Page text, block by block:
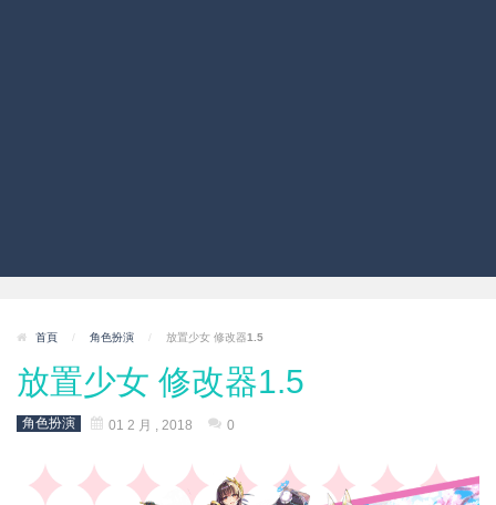
首頁 / 角色扮演 / 放置少女 修改器1.5
放置少女 修改器1.5
角色扮演 01 2 月 , 2018 0